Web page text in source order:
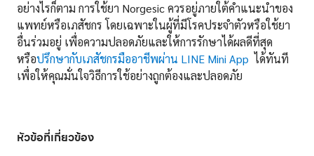
อย่างไรก็ตาม การใช้ยา Norgesic ควรอยู่ภายใต้คำแนะนำของ
แพทย์หรือเภสัชกร โดยเฉพาะในผู้ที่มีโรคประจำตัวหรือใช้ยา
อื่นร่วมอยู่ เพื่อความปลอดภัยและให้การรักษาได้ผลดีที่สุด
หรือปรึกษากับเภสัชกรมืออาชีพผ่าน LINE Mini App ได้ทันที
เพื่อให้คุณมั่นใจวิธีการใช้อย่างถูกต้องและปลอดภัย
หัวข้อที่เกี่ยวข้อง